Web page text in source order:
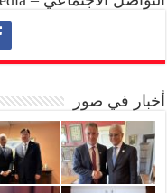
أخبار في صور